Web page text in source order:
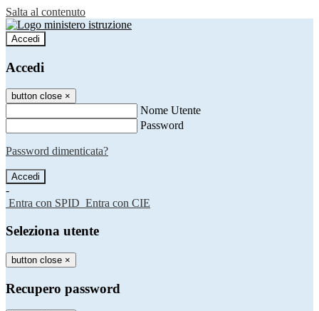
Salta al contenuto
Accedi
Accedi
button close ×
Nome Utente
Password
Password dimenticata?
-
Entra con SPID Entra con CIE
Seleziona utente
button close ×
Recupero password